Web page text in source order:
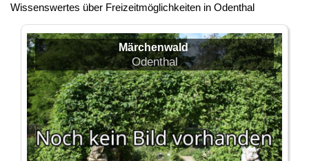
Wissenswertes über Freizeitmöglichkeiten in Odenthal
Märchenwald
Odenthal